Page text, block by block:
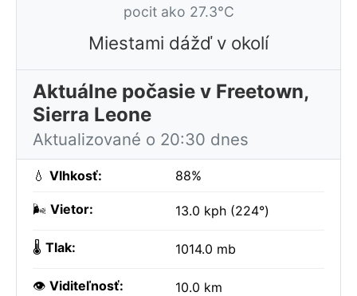
pocit ako 27.3°C
Miestami dážď v okolí
Aktuálne počasie v Freetown,
Sierra Leone
Aktualizované o 20:30 dnes
💧 Vlhkosť: 88%
🌬️ Vietor: 13.0 kph (224°)
🌡️ Tlak: 1014.0 mb
👁️ Viditeľnosť: 10.0 km